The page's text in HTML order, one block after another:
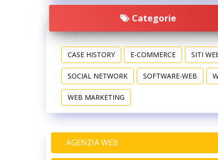
Categorie
CASE HISTORY E-COMMERCE SITI
SOCIAL NETWORK SOFTWARE-WEB
WEB MARKETING
AGENZIA WEB